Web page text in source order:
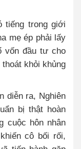
tiếng trong giới
mẹ ép phải lấy
vốn đầu tư cho
khỏi khủng
diễn ra, Nghiên
bị thật hoàn
cuộc hôn nhân
cô bối rối,